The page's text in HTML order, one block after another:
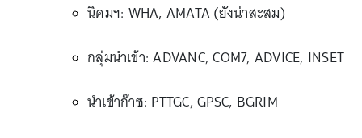
นิคมฯ: WHA, AMATA (ยังน่าสะสม)
กลุ่มนำเข้า: ADVANC, COM7, ADVICE, INSET
นำเข้าก๊าซ: PTTGC, GPSC, BGRIM